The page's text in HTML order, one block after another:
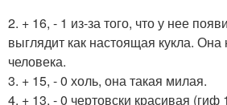
2. + 16, - 1 из-за того, что у нее
выглядит как настоящая кукла.
человека.
3. + 15, - 0 холь, она такая милая.
4. + 13, - 0 чертовски красивая (гиф